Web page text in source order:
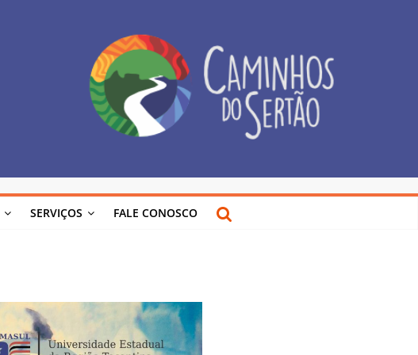
SERVIÇOS FALE CONOSCO